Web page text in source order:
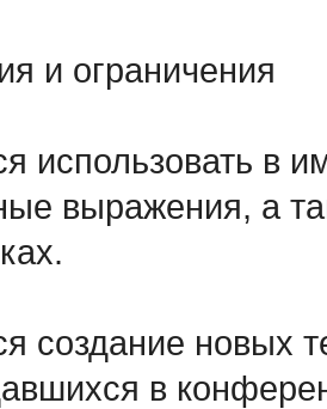
и ограничения
использовать в
выражения, а
создание новых
в